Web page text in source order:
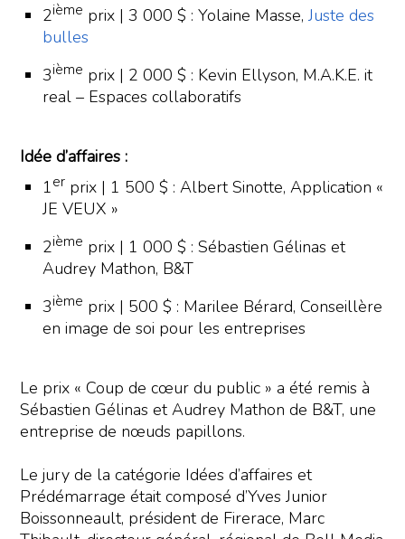
2ième prix | 3 000 $ : Yolaine Masse,Juste des
bulles
3ième prix | 2 000 $ : Kevin Ellyson, M.A.K.E. it
real – Espaces collaboratifs
Idée d’affaires :
1er prix | 1 500 $ : Albert Sinotte, Application «
JE VEUX »
2ième prix | 1 000 $ : Sébastien Gélinas et
Audrey Mathon, B&T
3ième prix | 500 $ : Marilee Bérard, Conseillère
en image de soi pour les entreprises
Le prix « Coup de cœur du public » a été remis à
Sébastien Gélinas et Audrey Mathon de B&T, une
entreprise de nœuds papillons.
Le jury de la catégorie Idées d’affaires et
Prédémarrage était composé d’Yves Junior
Boissonneault, président de Firerace, Marc